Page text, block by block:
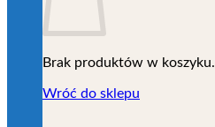
Brak produktów w koszyku.
Wróć do sklepu